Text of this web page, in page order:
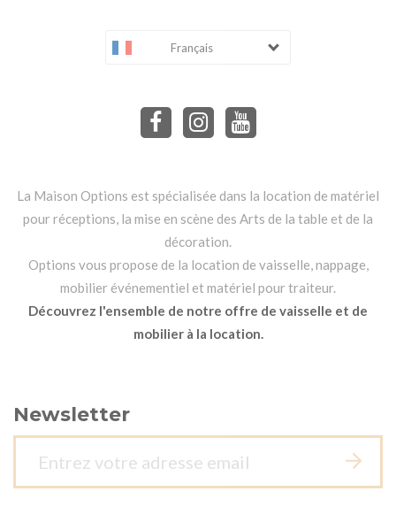
Français
La Maison Options est spécialisée dans la location de matériel
pour réceptions, la mise en scène des Arts de la table et de la
décoration.
Options vous propose de la location de vaisselle, nappage,
mobilier événementiel et matériel pour traiteur.
Découvrez l'ensemble de notre offre de vaisselle et de
mobilier à la location.
Newsletter